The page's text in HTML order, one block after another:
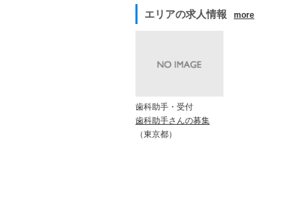
エリアの求人情報 more
歯科助手・受付
歯科助手さんの募集
（東京都）